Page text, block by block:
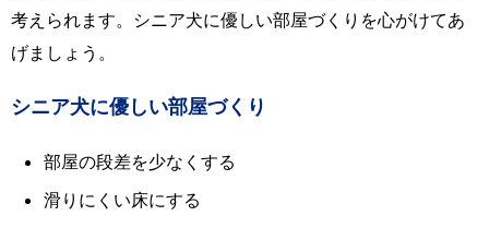
考えられます。シニア犬に優しい部屋づくりを心がけてあ
げましょう。
シニア犬に優しい部屋づくり
部屋の段差を少なくする
滑りにくい床にする